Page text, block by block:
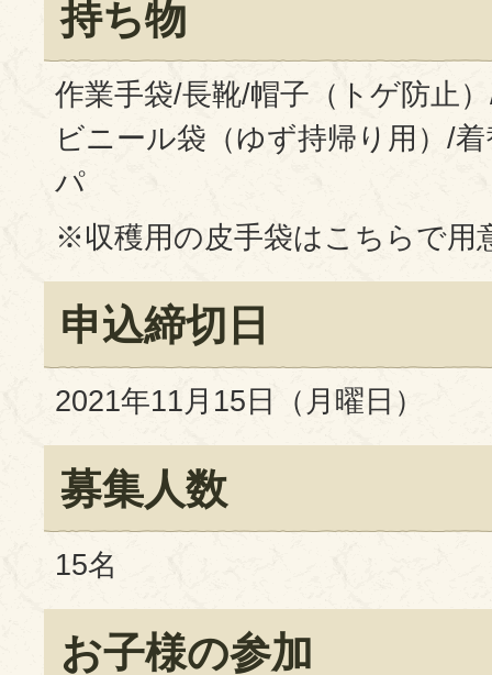
持ち物
作業手袋/長靴/帽子（トゲ防止
ビニール袋（ゆず持帰り用）/
パ
※収穫用の皮手袋はこちらで用
申込締切日
2021年11月15日（月曜日）
募集人数
15名
お子様の参加